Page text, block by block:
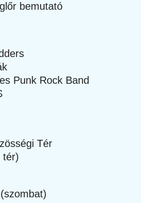
bemutató
Punk Rock Band
Tér
tér)